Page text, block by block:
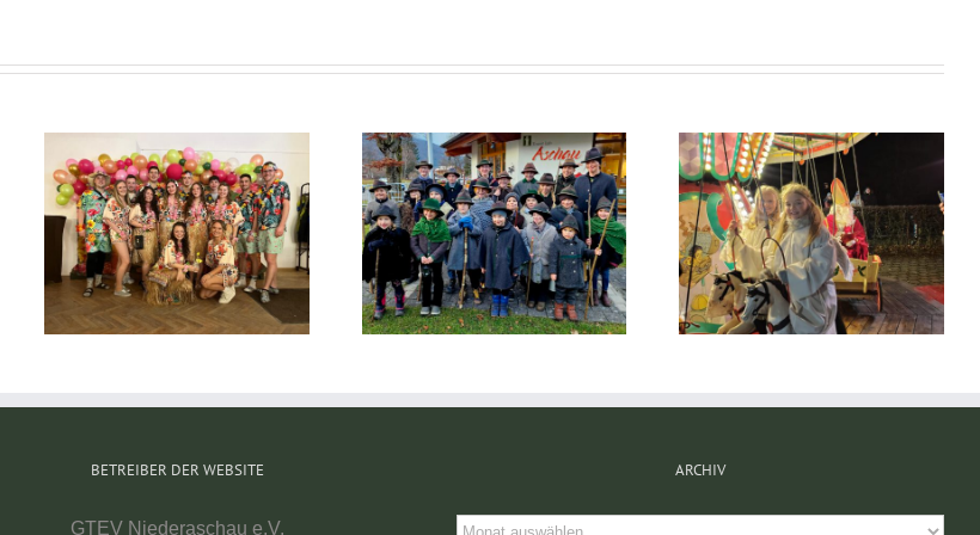
Klöpfeln geh… Aschauer Adventsmarkt
85. Geburtstag vom Pertl
Andal
BETREIBER DER WEBSITE
GTEV Niederaschau e.V.
ARCHIV
Archiv